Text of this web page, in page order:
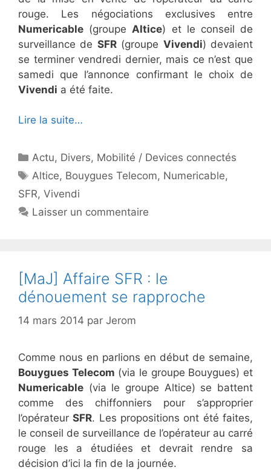
rouge. Les négociations exclusives entre
Numericable (groupe Altice) et le conseil de
surveillance de SFR(groupe Vivendi) devaient
se terminer vendredi dernier, mais ce n’est que
samedi que l’annonce confirmant le choix de
Vivendi a été faite.
Lire la suite…
Catégories
Actu, Divers, Mobilité / Devices connectés
Étiquettes
Altice, Bouygues Telecom, Numericable,
SFR, Vivendi
Laisser un commentaire
[MaJ] Affaire SFR : le
dénouement se rapproche
14 mars 2014 par Jerom
Comme nous en parlions en début de semaine,
Bouygues Telecom (via le groupe Bouygues) et
Numericable (via le groupe Altice) se battent
comme des chiffonniers pour s’approprier
l’opérateurSFR. Les propositions ont été faites,
le conseil de surveillance de l’opérateur au carré
rouge les a étudiées et devrait rendre sa
décision d’ici la fin de la journée.